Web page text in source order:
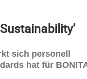
sich personell
hat für